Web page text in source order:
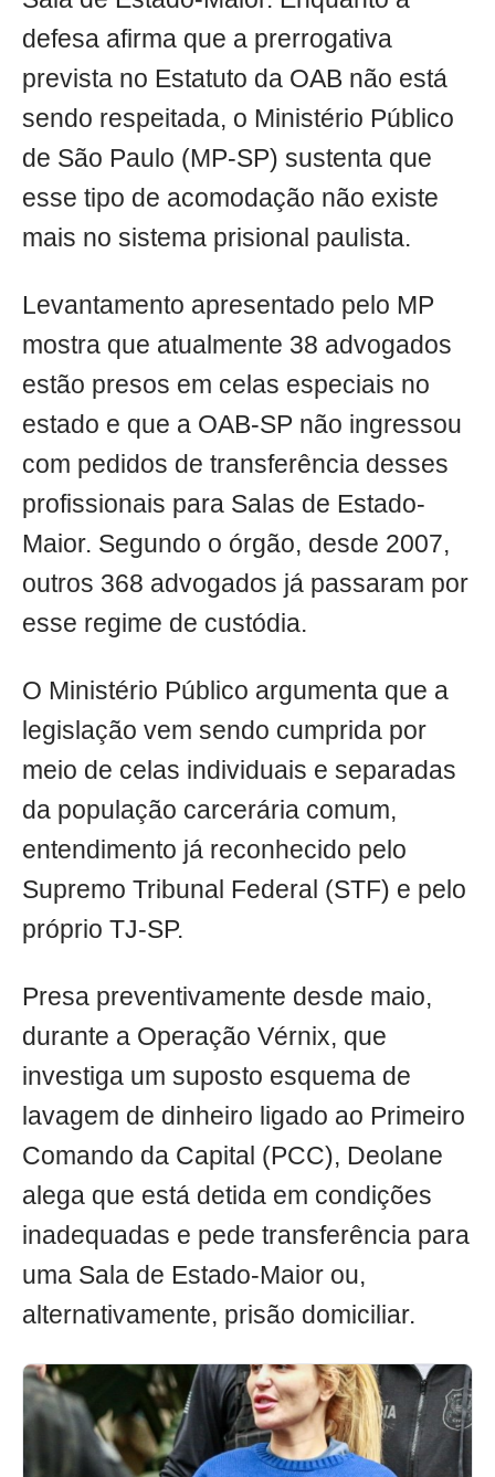
defesa afirma que a prerrogativa
prevista no Estatuto da OAB não está
sendo respeitada, o Ministério Público
de São Paulo (MP-SP) sustenta que
esse tipo de acomodação não existe
mais no sistema prisional paulista.
Levantamento apresentado pelo MP
mostra que atualmente 38 advogados
estão presos em celas especiais no
estado e que a OAB-SP não ingressou
com pedidos de transferência desses
profissionais para Salas de Estado-
Maior. Segundo o órgão, desde 2007,
outros 368 advogados já passaram por
esse regime de custódia.
O Ministério Público argumenta que a
legislação vem sendo cumprida por
meio de celas individuais e separadas
da população carcerária comum,
entendimento já reconhecido pelo
Supremo Tribunal Federal (STF) e pelo
próprio TJ-SP.
Presa preventivamente desde maio,
durante a Operação Vérnix, que
investiga um suposto esquema de
lavagem de dinheiro ligado ao Primeiro
Comando da Capital (PCC), Deolane
alega que está detida em condições
inadequadas e pede transferência para
uma Sala de Estado-Maior ou,
alternativamente, prisão domiciliar.